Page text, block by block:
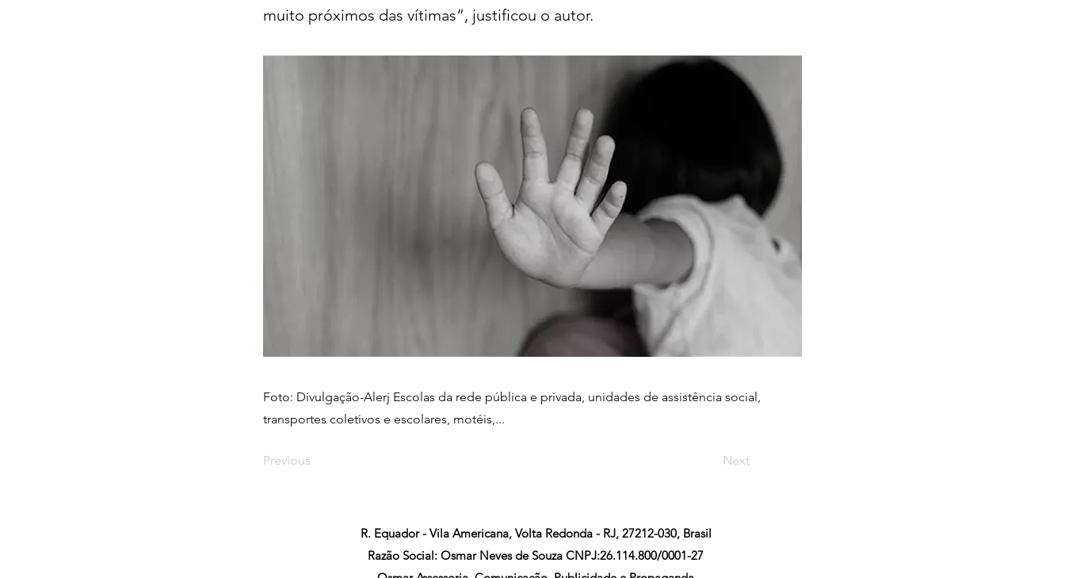
muito próximos das vítimas”, justificou o autor.
Foto: Divulgação-Alerj Escolas da rede pública e privada, unidades de assistência social,
transportes coletivos e escolares, motéis,...
Previous Next
R. Equador - Vila Americana, Volta Redonda - RJ, 27212-030, Brasil
Razão Social: Osmar Neves de Souza CNPJ:26.114.800/0001-27